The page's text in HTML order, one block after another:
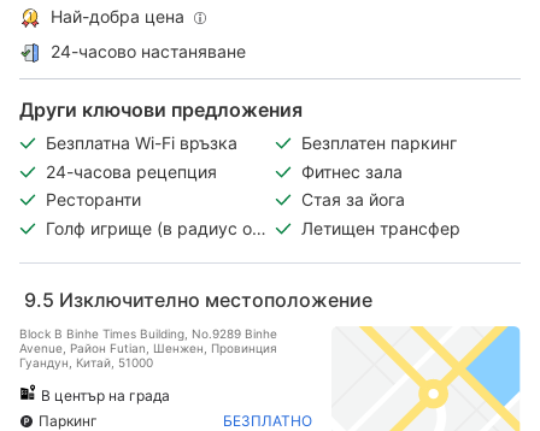
Най-добра цена
24-часово настаняване
Други ключови предложения
Безплатна Wi-Fi връзка
Безплатен паркинг
24-часова рецепция
Фитнес зала
Ресторанти
Стая за йога
Голф игрище (в радиус от
Летищен трансфер
9.5 Изключително местоположение
Block B Binhe Times Building, No.9289 Binhe
Avenue, Район Futian, Шeнжeн, Провинция
Гуандун, Китай, 51000
В център на града
Паркинг
БЕЗПЛАТНО